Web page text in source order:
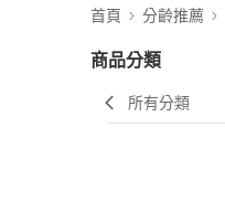
首頁 分齡推薦
商品分類
所有分類